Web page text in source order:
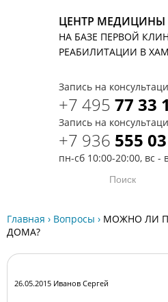
ЦЕНТР МЕДИЦИНЫ
НА БАЗЕ ПЕРВОЙ
РЕАБИЛИТАЦИИ В
Запись на
+7 495 77 33
Запись на
+7 936 555
пн-сб 10:00-20:00, вс -
Главная › Вопросы › МОЖНО ЛИ
ДОМА?
26.05.2015 Иванов Сергей